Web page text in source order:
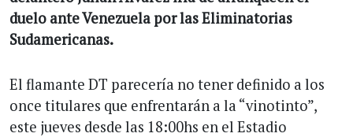
duelo ante Venezuela por las Eliminatorias
Sudamericanas.
El flamante DT parecería no tener definido a los
once titulares que enfrentarán a la “vinotinto”,
este jueves desde las 18:00hs en el Estadio